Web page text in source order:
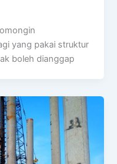
yang pakai struktur
boleh dianggap